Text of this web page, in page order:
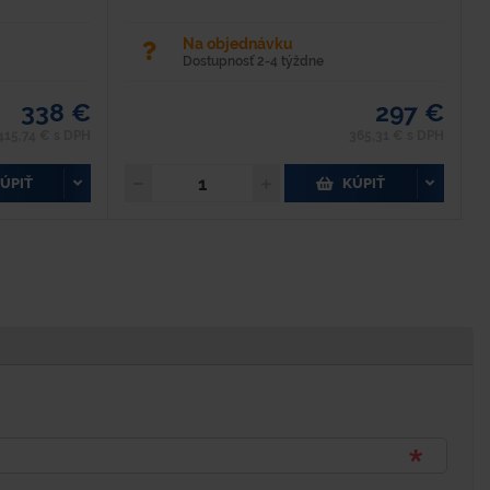
338 €
Na objednávku
Dostupnosť 2-4 týždne
297 €
KÚPIŤ